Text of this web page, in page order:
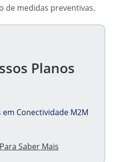
de medidas preventivas.
Planos
Conectividade M2M
Saber Mais